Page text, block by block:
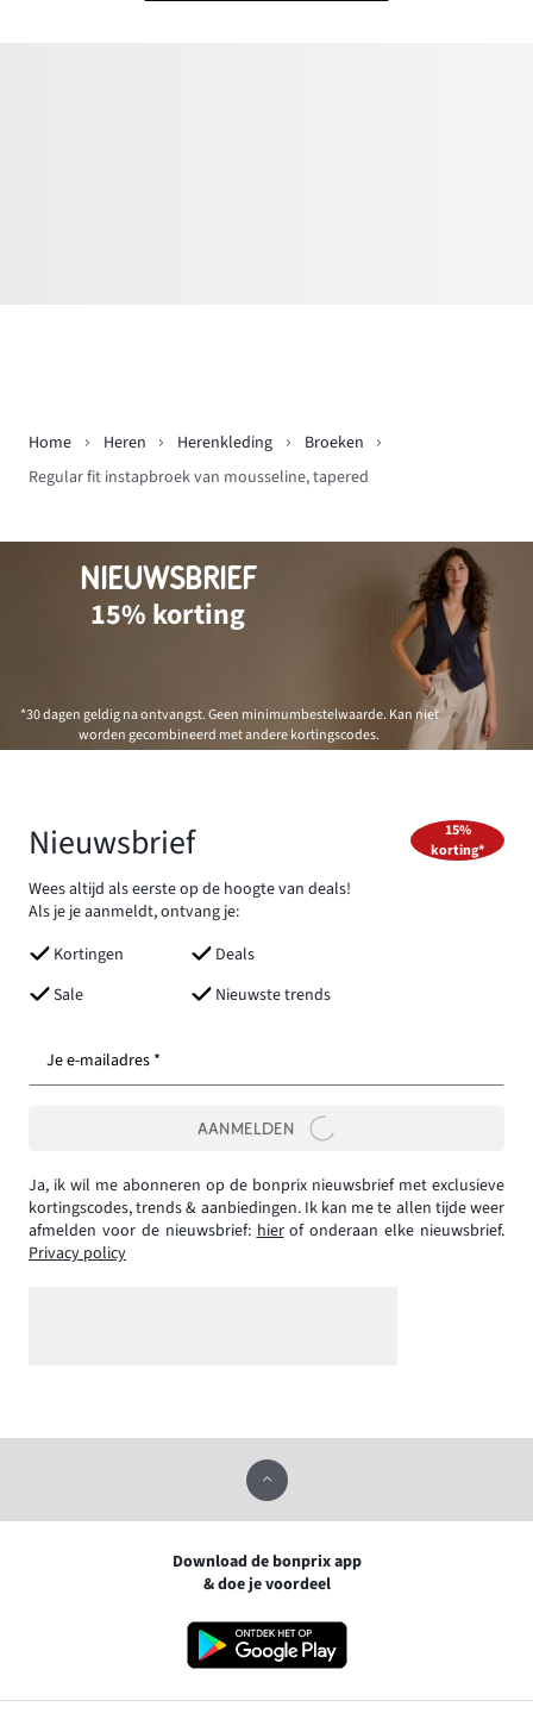
Home Heren Herenkleding
Broeken
Regular fit instapbroek van mousseline, tapered
NIEUWSBRIEF
15% korting
*30 dagen geldig na ontvangst. Geen minimumbestelwaarde. Kan niet
worden gecombineerd met andere kortingscodes.
Nieuwsbrief
Wees altijd als eerste op de hoogte van deals!
Als je je aanmeldt, ontvang je:
Kortingen
Deals
Sale
Nieuwste trends
15%
korting*
Je e-mailadres *
AANMELDEN
Ja, ik wil me abonneren op de bonprix nieuwsbrief met exclusieve
kortingscodes, trends & aanbiedingen. Ik kan me te allen tijde weer
afmelden voor de nieuwsbrief:hierof onderaan elke nieuwsbrief.
Privacy policy
Download de bonprix app
& doe je voordeel